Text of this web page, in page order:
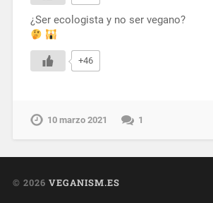
¿Ser ecologista y no ser vegano?
+46
10 marzo 2021 1
© 2026 VEGANISM.ES